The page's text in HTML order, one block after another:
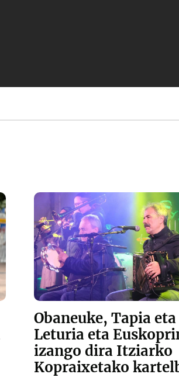
Obaneuke, Tapia eta
Leturia eta
izango dira Itziarko
Kopraixetako